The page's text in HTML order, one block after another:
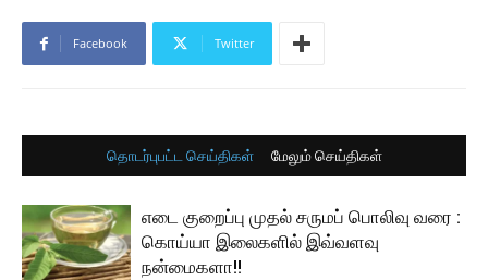
Facebook Twitter
தொடர்புபட்ட செய்திகள் மேலும் செய்திகள்
எடை குறைப்பு முதல் சருமப் பொலிவு வரை :
கொய்யா இலைகளில் இவ்வளவு
நன்மைகளா!!